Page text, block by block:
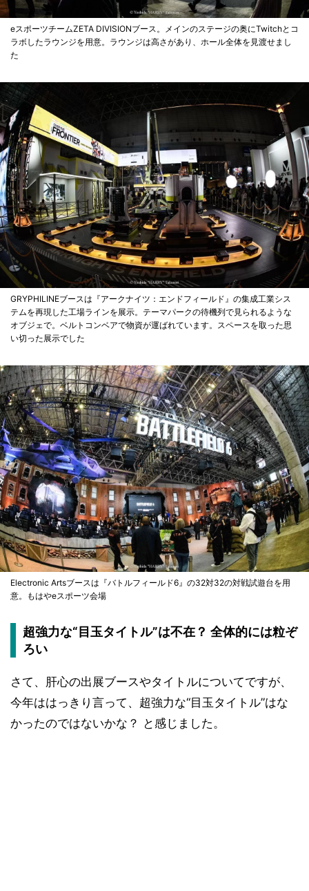
eスポーツチームZETA DIVISIONブース。メインのステージの奥にTwitchとコ
ラボしたラウンジを用意。ラウンジは高さがあり、ホール全体を見渡せまし
た
GRYPHILINEブースは『アークナイツ：エンドフィールド』の集成工業シス
テムを再現した工場ラインを展示。テーマパークの待機列で見られるような
オブジェで。ベルトコンベアで物資が運ばれています。スペースを取った思
い切った展示でした
Electronic Artsブースは『バトルフィールド6』の32対32の対戦試遊台を用
意。もはやeスポーツ会場
超強力な“目玉タイトル”は不在？ 全体的には粒ぞ
ろい
さて、肝心の出展ブースやタイトルについてですが、
今年ははっきり言って、超強力な“目玉タイトル”はな
かったのではないかな？ と感じました。